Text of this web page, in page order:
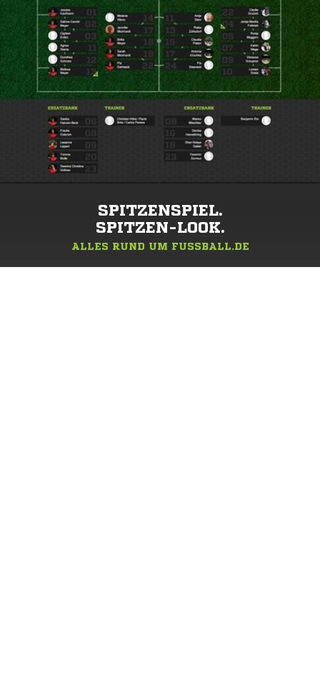
SPITZENSPIEL.
SPITZEN-LOOK.
ALLES RUND UM FUSSBALL.DE